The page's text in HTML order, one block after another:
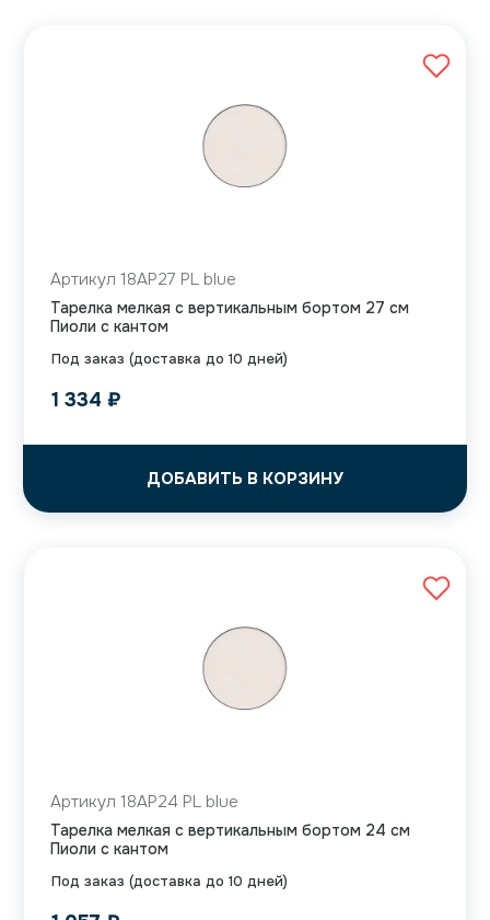
Под заказ (доставка до 10 дней)
Артикул 18AP27 PL blue
Тарелка мелкая с вертикальным бортом 27 см
Пиоли с кантом
1 334 ₽
ДОБАВИТЬ В КОРЗИНУ
Под заказ (доставка до 10 дней)
Артикул 18AP24 PL blue
Тарелка мелкая с вертикальным бортом 24 см
Пиоли с кантом